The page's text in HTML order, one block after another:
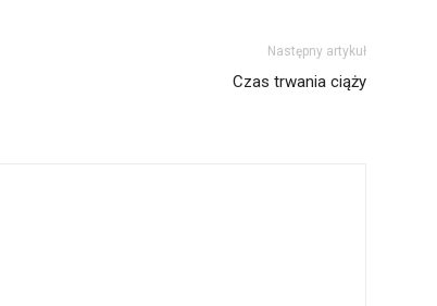
Następny artykuł
Czas trwania ciąży